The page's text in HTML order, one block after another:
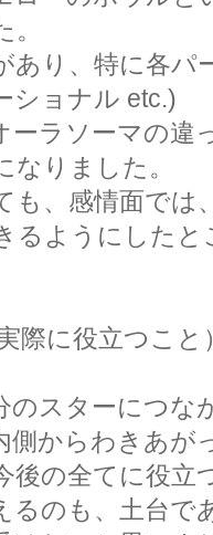
あり、特に各パ
ショナル etc.)
ーラソーマの違
なりました。
も、感情面では
るようにしたと
際に役立つこと
のスターにつな
側からわきあが
後の全てに役立
るのも、土台で